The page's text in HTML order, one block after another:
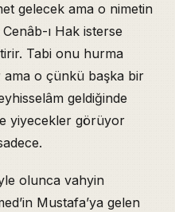
gelecek ama o nimetin
ı Hak isterse
Tabi onu hurma
o çünkü başka bir
geldiğinde
yiyecekler görüyor
olunca vahyin
Mustafa’ya gelen